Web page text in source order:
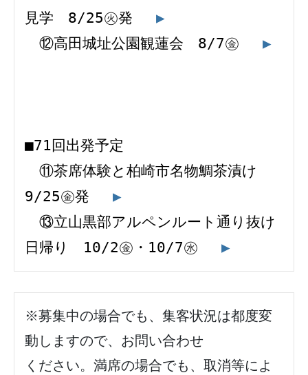
見学　8/25㊋発 ▶
⑫高田城址公園観蓮会　8/7㊎ ▶
■71回出発予定
⑪茶席体験と柏崎市名物鯛茶漬け
9/25㊎発 ▶
⑬立山黒部アルペンルート通り抜け
日帰り　10/2㊎・10/7㊌ ▶
※募集中の場合でも、集客状況は都度変
動しますので、お問い合わせ
ください。満席の場合でも、取消等によ